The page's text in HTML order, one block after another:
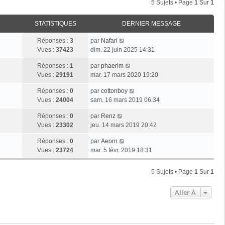
5 Sujets • Page 1 Sur 1
STATISTIQUES DERNIER MESSAGE
Réponses : 3
Vues : 37423
par Nafari
dim. 22 juin 2025 14:31
Réponses : 1
Vues : 29191
par phaerim
mar. 17 mars 2020 19:20
Réponses : 0
Vues : 24004
par cottonboy
sam. 16 mars 2019 06:34
Réponses : 0
Vues : 23302
par Renz
jeu. 14 mars 2019 20:42
Réponses : 0
Vues : 23724
par Aeorn
mar. 5 févr. 2019 18:31
5 Sujets • Page 1 Sur 1
Aller À